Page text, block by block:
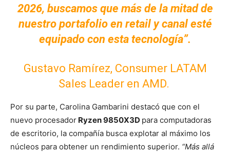
2026, buscamos que más de la mitad de
nuestro portafolio en retail y canal esté
equipado con esta tecnología”.
Gustavo Ramírez, Consumer LATAM
Sales Leader en AMD.
Por su parte, Carolina Gambarini destacó que con el
nuevo procesador Ryzen 9850X3D para computadoras
de escritorio, la compañía busca explotar al máximo los
núcleos para obtener un rendimiento superior. “Más allá